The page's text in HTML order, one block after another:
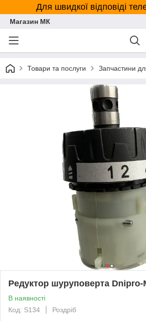
Для швидкої відповіді
Магазин МК
Товари та послуги Запчастини
Редуктор шуруповерта Dnipro-
В наявності
Код: S134
Роздріб